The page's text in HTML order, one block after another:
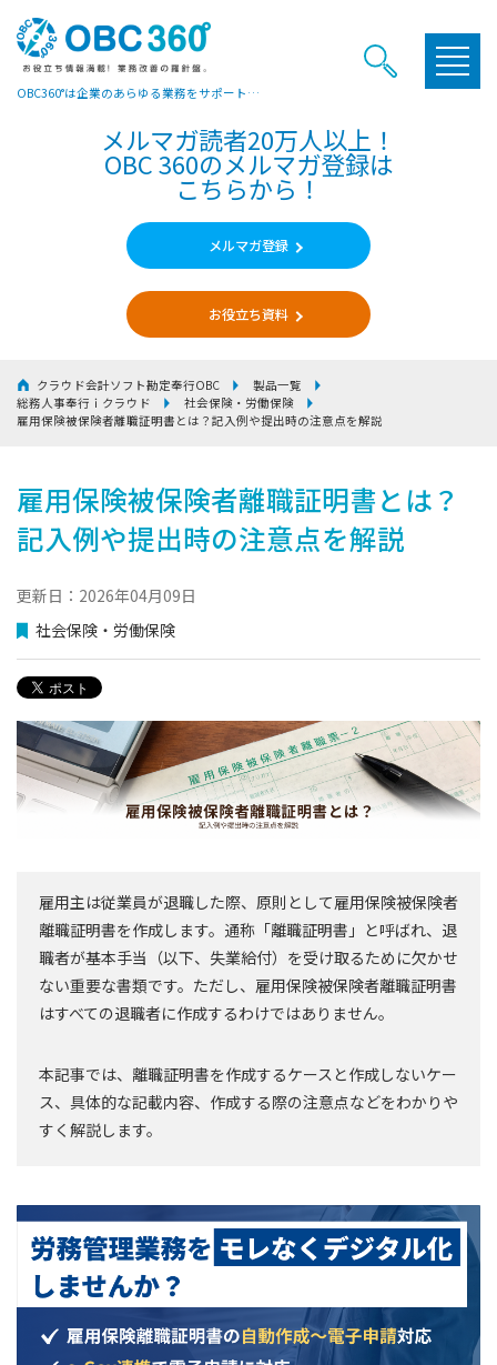
OBC360°は企業のあらゆる業務をサポートするヒントやお役立ち情報をご提供しています
メルマガ読者20万人以上！
OBC 360のメルマガ登録は
こちらから！
メルマガ登録
お役立ち資料
クラウド会計ソフト勘定奉行OBC
製品一覧
総務人事奉行ｉクラウド
社会保険・労働保険
雇用保険被保険者離職証明書とは？記入例や提出時の注意点を解説
雇用保険被保険者離職証明書とは？
記入例や提出時の注意点を解説
更新日：2026年04月09日
社会保険・労働保険
雇用主は従業員が退職した際、原則として雇用保険被保険者
離職証明書を作成します。通称「離職証明書」と呼ばれ、退
職者が基本手当（以下、失業給付）を受け取るために欠かせ
ない重要な書類です。ただし、雇用保険被保険者離職証明書
はすべての退職者に作成するわけではありません。
本記事では、離職証明書を作成するケースと作成しないケー
ス、具体的な記載内容、作成する際の注意点などをわかりや
すく解説します。